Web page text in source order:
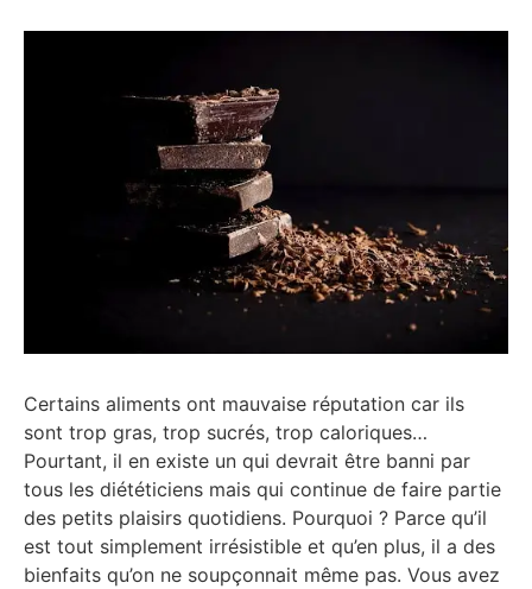
Certains aliments ont mauvaise réputation car ils
sont trop gras, trop sucrés, trop caloriques…
Pourtant, il en existe un qui devrait être banni par
tous les diététiciens mais qui continue de faire partie
des petits plaisirs quotidiens. Pourquoi ? Parce qu’il
est tout simplement irrésistible et qu’en plus, il a des
bienfaits qu’on ne soupçonnait même pas. Vous avez